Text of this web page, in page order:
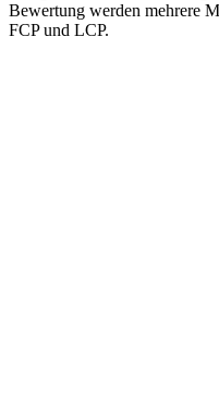
Bewertung werden mehrere
FCP und LCP.